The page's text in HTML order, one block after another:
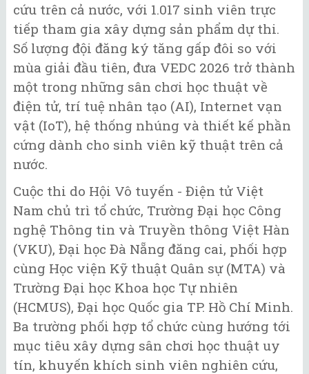
cứu trên cả nước, với 1.017 sinh viên trực
tiếp tham gia xây dựng sản phẩm dự thi.
Số lượng đội đăng ký tăng gấp đôi so với
mùa giải đầu tiên, đưa VEDC 2026 trở thành
một trong những sân chơi học thuật về
điện tử, trí tuệ nhân tạo (AI), Internet vạn
vật (IoT), hệ thống nhúng và thiết kế phần
cứng dành cho sinh viên kỹ thuật trên cả
nước.
Cuộc thi do Hội Vô tuyến - Điện tử Việt
Nam chủ trì tổ chức, Trường Đại học Công
nghệ Thông tin và Truyền thông Việt Hàn
(VKU), Đại học Đà Nẵng đăng cai, phối hợp
cùng Học viện Kỹ thuật Quân sự (MTA) và
Trường Đại học Khoa học Tự nhiên
(HCMUS), Đại học Quốc gia TP. Hồ Chí Minh.
Ba trường phối hợp tổ chức cùng hướng tới
mục tiêu xây dựng sân chơi học thuật uy
tín, khuyến khích sinh viên nghiên cứu,